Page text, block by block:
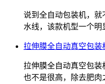
说到全自动包装机，
水线，该款机型一个明
拉伸膜全自动真空包装
拉伸膜全自动真空包
也不是很高，除去肥肉